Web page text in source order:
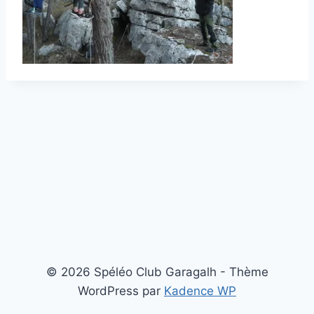
© 2026 Spéléo Club Garagalh - Thème
WordPress par Kadence WP